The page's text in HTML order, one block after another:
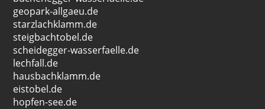
geopark-allgaeu.de
starzlachklamm.de
steigbachtobel.de
scheidegger-wasserfaelle.de
lechfall.de
hausbachklamm.de
eistobel.de
hopfen-see.de